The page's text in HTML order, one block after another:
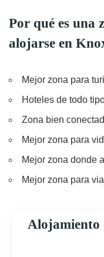
Por qué es una
alojarse en
Mejor zona para
Hoteles de todo
Zona bien
Mejor zona para
Mejor zona donde
Mejor zona para
Alojamiento